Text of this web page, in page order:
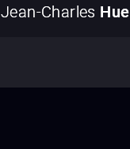
Jean-Charles Hue